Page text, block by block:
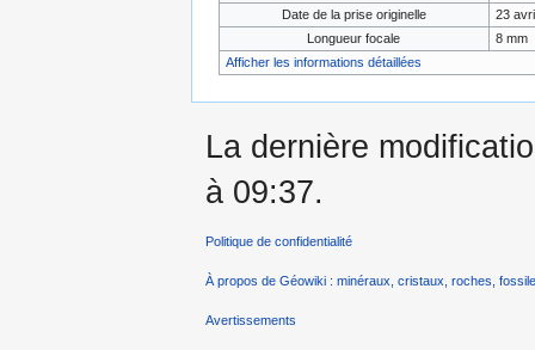
Date de la prise originelle
23
Longueur focale
8 mm
Afficher les informations détaillées
La dernière
à 09:37.
Politique de confidentialité
À propos de Géowiki : minéraux, cristaux, roches,
Avertissements